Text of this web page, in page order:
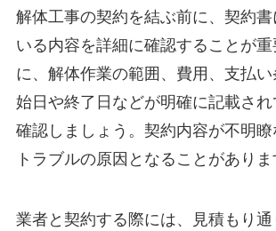
解体工事の契約を結ぶ前に、契約
いる内容を詳細に確認することが
に、解体作業の範囲、費用、支払
始日や終了日などが明確に記載さ
確認しましょう。契約内容が不明瞭
トラブルの原因となることがありま
業者と契約する際には、見積もり